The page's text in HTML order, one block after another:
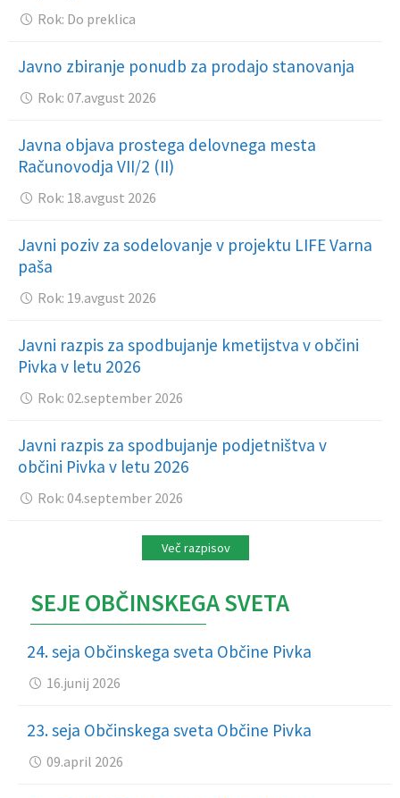
Rok: Do preklica
Javno zbiranje ponudb za prodajo stanovanja
Rok: 07.avgust 2026
Javna objava prostega delovnega mesta
Računovodja VII/2 (II)
Rok: 18.avgust 2026
Javni poziv za sodelovanje v projektu LIFE Varna
paša
Rok: 19.avgust 2026
Javni razpis za spodbujanje kmetijstva v občini
Pivka v letu 2026
Rok: 02.september 2026
Javni razpis za spodbujanje podjetništva v
občini Pivka v letu 2026
Rok: 04.september 2026
Več razpisov
SEJE OBČINSKEGA SVETA
24. seja Občinskega sveta Občine Pivka
16.junij 2026
23. seja Občinskega sveta Občine Pivka
09.april 2026